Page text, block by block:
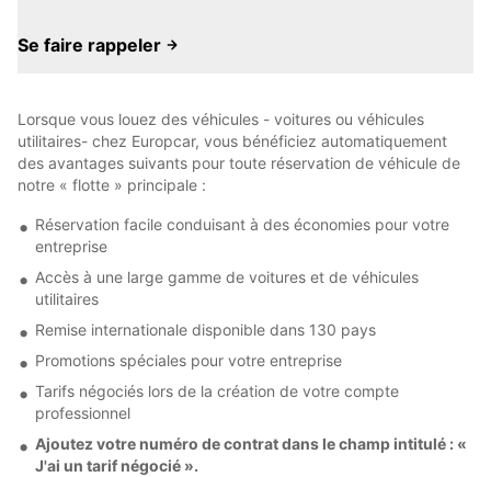
Se faire rappeler
Lorsque vous louez des véhicules - voitures ou véhicules
utilitaires- chez Europcar, vous bénéficiez automatiquement
des avantages suivants pour toute réservation de véhicule de
notre « flotte » principale :
Réservation facile conduisant à des économies pour votre
entreprise
Accès à une large gamme de voitures et de véhicules
utilitaires
Remise internationale disponible dans 130 pays
Promotions spéciales pour votre entreprise
Tarifs négociés lors de la création de votre compte
professionnel
Ajoutez votre numéro de contrat dans le champ intitulé : «
J'ai un tarif négocié ».